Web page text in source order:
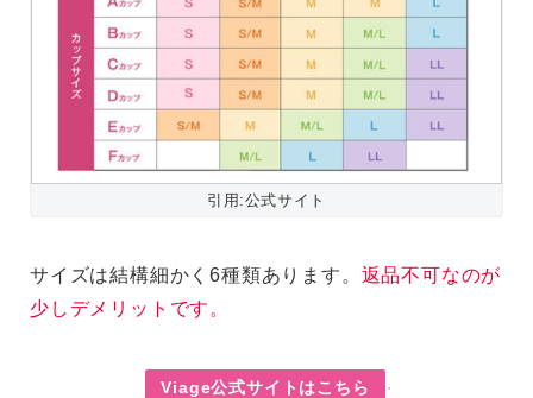
引用:公式サイト
サイズは結構細かく6種類あります。 返品不可なのが
少しデメリットです。
Viage公式サイトはこちら